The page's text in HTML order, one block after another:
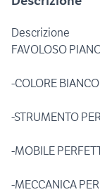
Descrizione
FAVOLOSO
-COLORE
-STRUMENTO
-MOBILE
-MECCANICA